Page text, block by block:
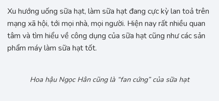
Xu hướng uống sữa hạt, làm sữa hạt đang cực kỳ lan toả trên
mạng xã hội, tới mọi nhà, mọi người. Hiện nay rất nhiều quan
tâm và tìm hiểu về công dụng của sữa hạt cũng như các sản
phẩm máy làm sữa hạt tốt.
Hoa hậu Ngọc Hân cũng là “fan cứng” của sữa hạt